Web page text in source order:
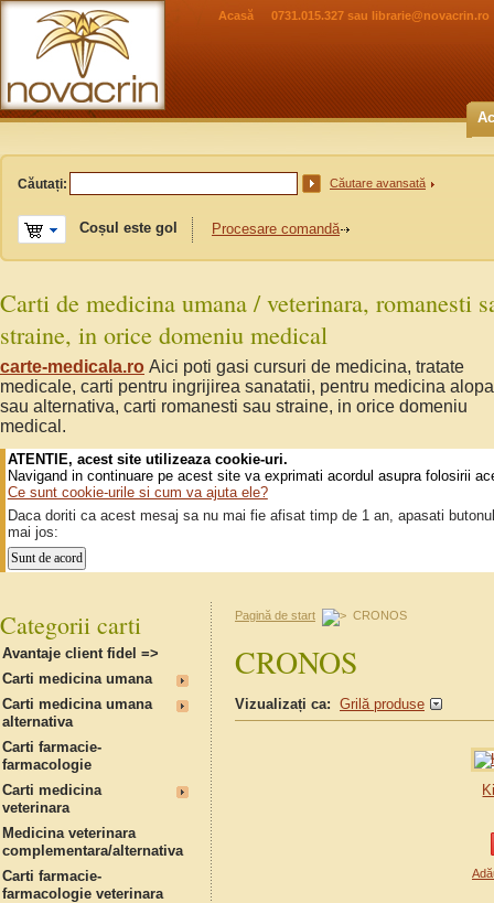
Acasă 0731.015.327 sau librarie@novacrin.ro
Căutați: Căutare avansată
Coșul este gol Procesare comandă
Carti de medicina umana / veterinara, romanesti
straine, in orice domeniu medical
carte-medicala.ro Aici poti gasi cursuri de medicina, tratate
medicale, carti pentru ingrijirea sanatatii, pentru medicina
sau alternativa, carti romanesti sau straine, in orice domeniu
medical.
ATENTIE, acest site utilizeaza cookie-uri.
Navigand in continuare pe acest site va exprimati acordul asupra folosirii
Ce sunt cookie-urile si cum va ajuta ele?
Daca doriti ca acest mesaj sa nu mai fie afisat timp de 1 an, apasati
mai jos:
Pagină de start CRONOS
CRONOS
Vizualizați ca: Grilă produse
Categorii carti
Avantaje client fidel =>
Carti medicina umana
Carti medicina umana
alternativa
Carti farmacie-
farmacologie
Carti medicina
veterinara
Medicina veterinara
complementara/alternativa
Carti farmacie-
farmacologie veterinara